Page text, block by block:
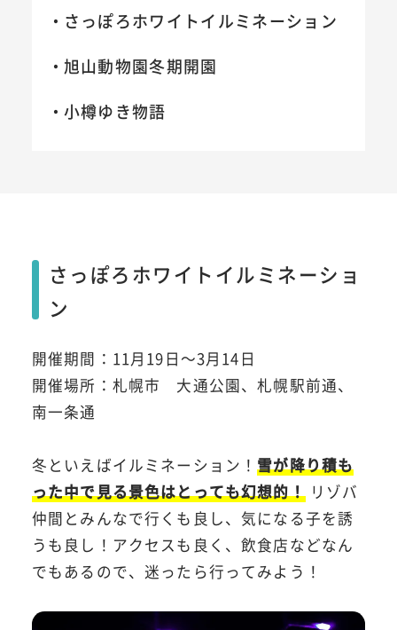
さっぽろホワイトイルミネーション
旭山動物園冬期開園
小樽ゆき物語
さっぽろホワイトイルミネーショ
ン
開催期間：11月19日～3月14日
開催場所：札幌市 大通公園、札幌駅前通、
南一条通
冬といえばイルミネーション！雪が降り積も
った中で見る景色はとっても幻想的！リゾバ
仲間とみんなで行くも良し、気になる子を誘
うも良し！アクセスも良く、飲食店などなん
でもあるので、迷ったら行ってみよう！